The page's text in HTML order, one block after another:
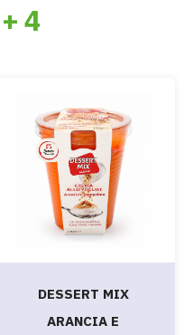
4
DESSERT MIX
ARANCIA E